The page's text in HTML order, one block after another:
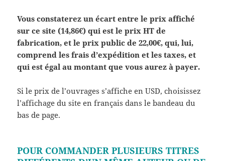
Vous constaterez un écart entre le prix affiché
sur ce site (14,86€) qui est le prix HT de
fabrication, et le prix public de 22,00€, qui, lui,
comprend les frais d’expédition et les taxes, et
qui est égal au montant que vous aurez à payer.
Si le prix de l’ouvrages s’affiche en USD, choisissez
l’affichage du site en français dans le bandeau du
bas de page.
POUR COMMANDER PLUSIEURS TITRES